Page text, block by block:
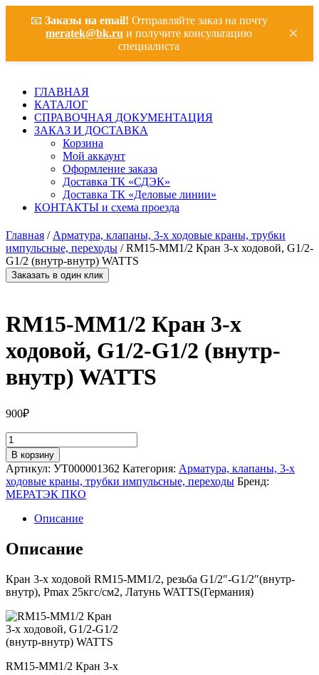
📧 Заказы на email! Отправляйте заказ на почту
meratek@bk.ru и получите консультацию
специалиста
×
ГЛАВНАЯ
КАТАЛОГ
СПРАВОЧНАЯ ДОКУМЕНТАЦИЯ
ЗАКАЗ И ДОСТАВКА
Корзина
Мой аккаунт
Оформление заказа
Доставка ТК «СДЭК»
Доставка ТК «Деловые линии»
КОНТАКТЫ и схема проезда
Главная /Арматура, клапаны, 3-х ходовые краны, трубки
импульсные, переходы / RM15-MM1/2 Кран 3-х ходовой, G1/2-
G1/2 (внутр-внутр) WATTS
Заказать в один клик
RM15-MM1/2 Кран 3-х
ходовой, G1/2-G1/2 (внутр-
внутр) WATTS
900₽
Количество
товара
RM15-
MM1/2
Кран
3-
ходовой,
G1/2-
G1/2
внутр)
WATTS
В корзину
Артикул: УТ000001362 Категория: Арматура, клапаны, 3-х
ходовые краны, трубки импульсные, переходы Бренд:
МЕРАТЭК ПКО
Описание
Описание
Кран 3-х ходовой RM15-MM1/2, резьба G1/2″-G1/2″(внутр-
внутр), Рmax 25кгс/см2, Латунь WATTS(Германия)
RM15-MM1/2 Кран 3-х